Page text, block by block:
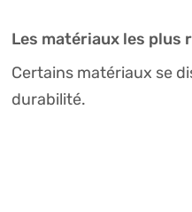
Les matériaux les plus
Certains matériaux se
durabilité.